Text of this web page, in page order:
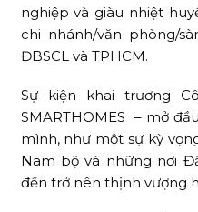
nghiệp và giàu nhiệt
chi nhánh/văn phòng/
ĐBSCL và TPHCM.
Sự kiện khai trương
SMARTHOMES – mở
mình, như một sự kỳ
Nam bộ và những nơi
đến trở nên thịnh vượng